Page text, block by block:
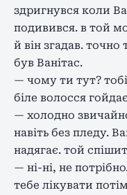
здригнувся коли
подивився. в той
й він згадав.
був Ванітас.
— чому ти тут?
біле волосся
— холодно
навіть без пледу.
надягає. той
— ні-ні, не
тебе лікувати